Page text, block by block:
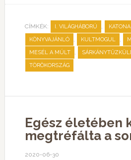
CÍMKÉK: I. VILÁGHÁBORÚ ,
KÖNYVAJÁNLÓ , KULTMOGUL ,
MESÉL A MÚLT ,
TÖRÖKORSZÁG
Egész életében
megtréfálta a
2020-06-30